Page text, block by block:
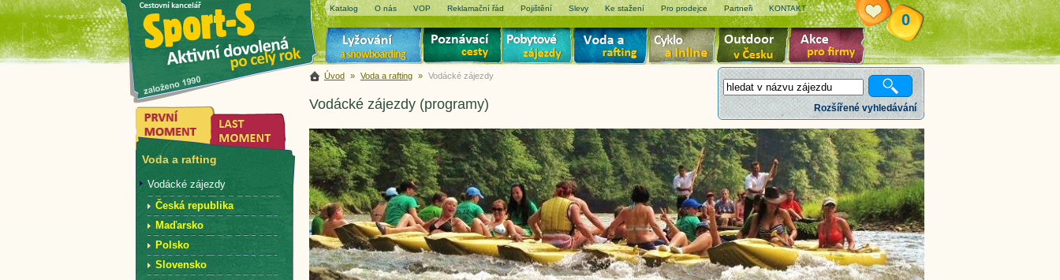
Katalog O nás VOP Reklamační řád Pojištění Slevy Ke stažení Pro prodejce Partneři KONTAKT
0
Rozšířené vyhledávání
Úvod » Voda a rafting » Vodácké zájezdy
Vodácké zájezdy (programy)
Voda a rafting
Vodácké zájezdy
Česká republika
Maďarsko
Polsko
Slovensko